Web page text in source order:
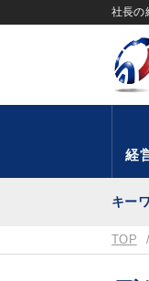
社長の
経
キー
TOP